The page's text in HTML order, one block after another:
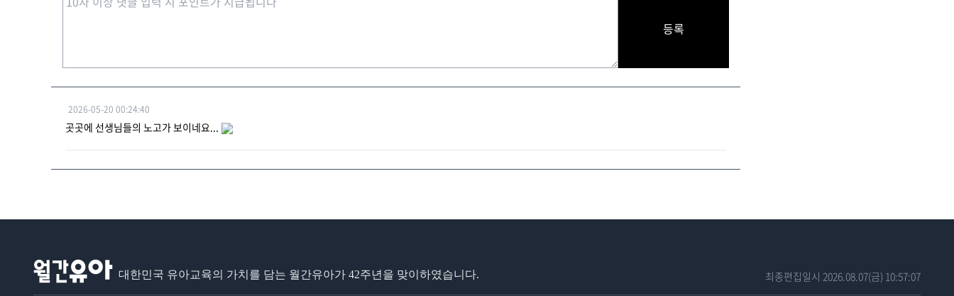
등록
2026-05-20 00:24:40
곳곳에 선생님들의 노고가 보이네요...
대한민국 유아교육의 가치를 담는 월간유아가 42주년을 맞이하였습니다. 최종편집일시 2026.08.07(금) 10:57:07